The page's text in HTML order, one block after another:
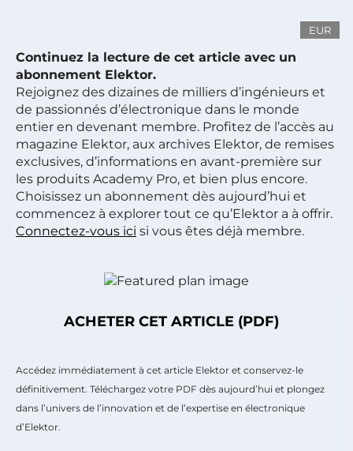
EUR
Continuez la lecture de cet article avec un
abonnement Elektor.
Rejoignez des dizaines de milliers d’ingénieurs et
de passionnés d’électronique dans le monde
entier en devenant membre. Profitez de l’accès au
magazine Elektor, aux archives Elektor, de remises
exclusives, d’informations en avant-première sur
les produits Academy Pro, et bien plus encore.
Choisissez un abonnement dès aujourd’hui et
commencez à explorer tout ce qu’Elektor a à offrir.
Connectez-vous ici si vous êtes déjà membre.
ACHETER CET ARTICLE (PDF)
Accédez immédiatement à cet article Elektor et conservez-le
définitivement. Téléchargez votre PDF dès aujourd’hui et plongez
dans l’univers de l’innovation et de l’expertise en électronique
d’Elektor.